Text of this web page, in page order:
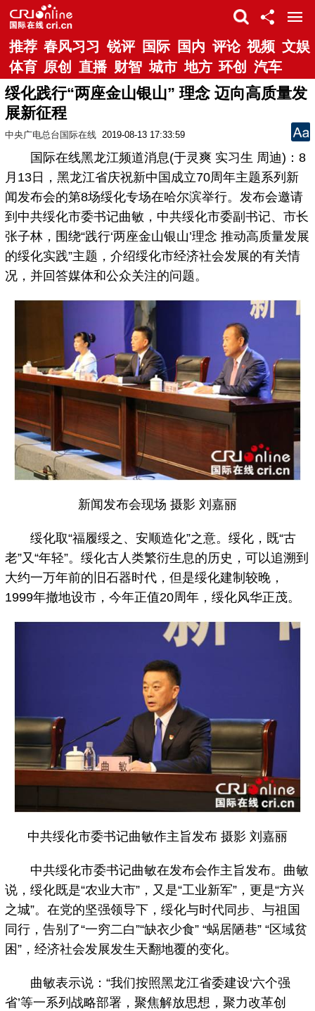
推荐 春风习习 锐评 国际 国内 评论 视频 文娱
体育 原创 直播 财智 城市 地方 环创 汽车
绥化践行“两座金山银山” 理念 迈向高质量发
展新征程
中央广电总台国际在线 2019-08-13 17:33:59
国际在线黑龙江频道消息(于灵爽 实习生 周迪)：8
月13日，黑龙江省庆祝新中国成立70周年主题系列新
闻发布会的第8场绥化专场在哈尔滨举行。发布会邀请
到中共绥化市委书记曲敏，中共绥化市委副书记、市长
张子林，围绕“践行‘两座金山银山’理念 推动高质量发展
的绥化实践”主题，介绍绥化市经济社会发展的有关情
况，并回答媒体和公众关注的问题。
新闻发布会现场 摄影 刘嘉丽
绥化取“福履绥之、安顺造化”之意。绥化，既“古
老”又“年轻”。绥化古人类繁衍生息的历史，可以追溯到
大约一万年前的旧石器时代，但是绥化建制较晚，
1999年撤地设市，今年正值20周年，绥化风华正茂。
中共绥化市委书记曲敏作主旨发布 摄影 刘嘉丽
中共绥化市委书记曲敏在发布会作主旨发布。曲敏
说，绥化既是“农业大市”，又是“工业新军”，更是“方兴
之城”。在党的坚强领导下，绥化与时代同步、与祖国
同行，告别了“一穷二白”“缺衣少食” “蜗居陋巷” “区域贫
困”，经济社会发展发生天翻地覆的变化。
曲敏表示说：“我们按照黑龙江省委建设‘六个强
省’等一系列战略部署，聚焦解放思想，聚力改革创